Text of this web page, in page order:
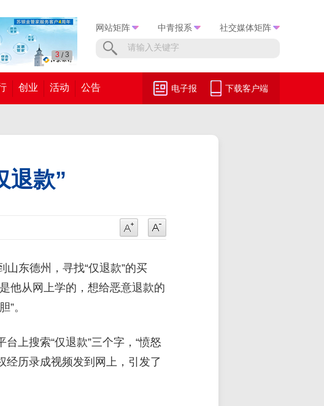
1 / 3
网站矩阵 中青报系 社交媒体矩阵
创业 活动 公告 电子报 下载客户端
退款”
东德州，寻找“仅退款”的买
他从网上学的，想给恶意退款的
”。
上搜索“仅退款”三个字，“愤怒
经历录成视频发到网上，引发了